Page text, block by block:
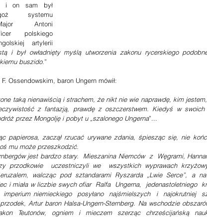
i on sam był
systemu
Antoni
polskiego
artylerii
i był owładnięty myślą utworzenia zakonu rycerskiego
buszido. ”
Ossendowskim, baron Ungern mówił:
taką nienawiścią i strachem, że nikt nie wie naprawdę, kim
z fantazją, prawdę z oszczerstwem. Kiedyś w swoich
przez Mongolję i pobyt u „szalonego Ungerna”...
papierosa, zaczął rzucać urywane zdania, śpiesząc się, nie
mu może przeszkodzić.
jest bardzo stary.  Mieszanina Niemców  z  Węgrami,
przodkowie  uczestniczyli we  wszystkich wyprawach
walcząc pod sztandarami Ryszarda „Lwie Serce”, a
i miała w liczbie swych ofiar  Ralfa  Ungerna,  jedenastoletniego
niemieckiego  posyłano  najśmielszych  i  najokrutniej
Artur baron Halsa-Ungern-Sternberg. Na wschodzie
Teutonów,  ogniem  i  mieczem  szerząc  chrześcijańską